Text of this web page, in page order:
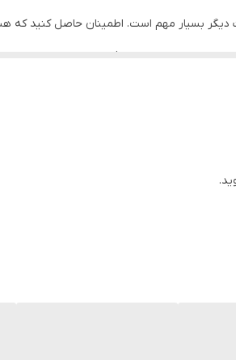
به عنوان منابع غنی فیبر، ویتامین‌ها و
کشمش و میوه‌ها برای افزایش انرژی و
منظم و برنامه ورزشی مناسب نیز توجه